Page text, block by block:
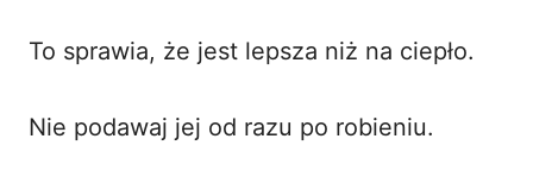
To sprawia, że jest lepsza niż na ciepło.
Nie podawaj jej od razu po robieniu.